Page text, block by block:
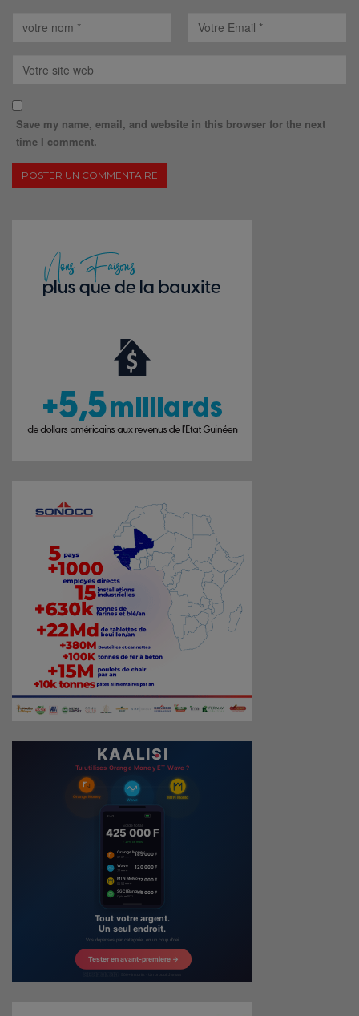
Save my name, email, and website in this browser for the next
time I comment.